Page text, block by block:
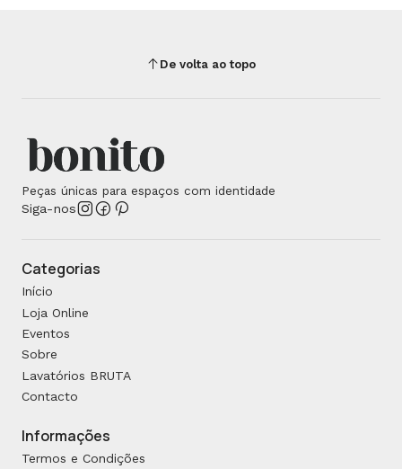
De volta ao topo
Peças únicas para espaços com identidade
Siga-nos
Categorias
Início
Loja Online
Eventos
Sobre
Lavatórios BRUTA
Contacto
Informações
Termos e Condições